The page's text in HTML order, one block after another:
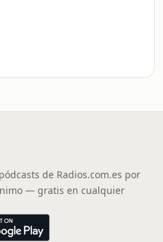
de Radios.com.es por
— gratis en cualquier